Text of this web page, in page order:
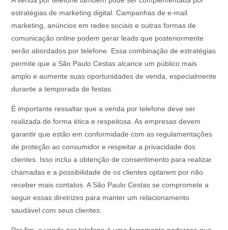
estratégias de marketing digital. Campanhas de e-mail
marketing, anúncios em redes sociais e outras formas de
comunicação online podem gerar leads que posteriormente
serão abordados por telefone. Essa combinação de estratégias
permite que a São Paulo Cestas alcance um público mais
amplo e aumente suas oportunidades de venda, especialmente
durante a temporada de festas.
É importante ressaltar que a venda por telefone deve ser
realizada de forma ética e respeitosa. As empresas devem
garantir que estão em conformidade com as regulamentações
de proteção ao consumidor e respeitar a privacidade dos
clientes. Isso inclui a obtenção de consentimento para realizar
chamadas e a possibilidade de os clientes optarem por não
receber mais contatos. A São Paulo Cestas se compromete a
seguir essas diretrizes para manter um relacionamento
saudável com seus clientes.